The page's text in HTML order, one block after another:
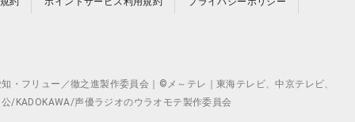
フリュー／徹之進製作委員会｜©メ～テレ｜東海テレビ、中京テレビ、
/KADOKAWA/声優ラジオのウラオモテ製作委員会